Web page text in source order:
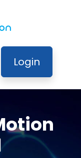
Login